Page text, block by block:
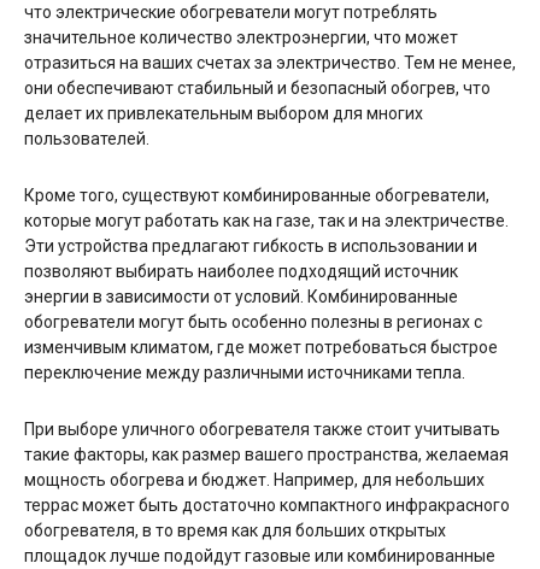
что электрические обогреватели могут потреблять
значительное количество электроэнергии, что может
отразиться на ваших счетах за электричество. Тем не менее,
они обеспечивают стабильный и безопасный обогрев, что
делает их привлекательным выбором для многих
пользователей.
Кроме того, существуют комбинированные обогреватели,
которые могут работать как на газе, так и на электричестве.
Эти устройства предлагают гибкость в использовании и
позволяют выбирать наиболее подходящий источник
энергии в зависимости от условий. Комбинированные
обогреватели могут быть особенно полезны в регионах с
изменчивым климатом, где может потребоваться быстрое
переключение между различными источниками тепла.
При выборе уличного обогревателя также стоит учитывать
такие факторы, как размер вашего пространства, желаемая
мощность обогрева и бюджет. Например, для небольших
террас может быть достаточно компактного инфракрасного
обогревателя, в то время как для больших открытых
площадок лучше подойдут газовые или комбинированные